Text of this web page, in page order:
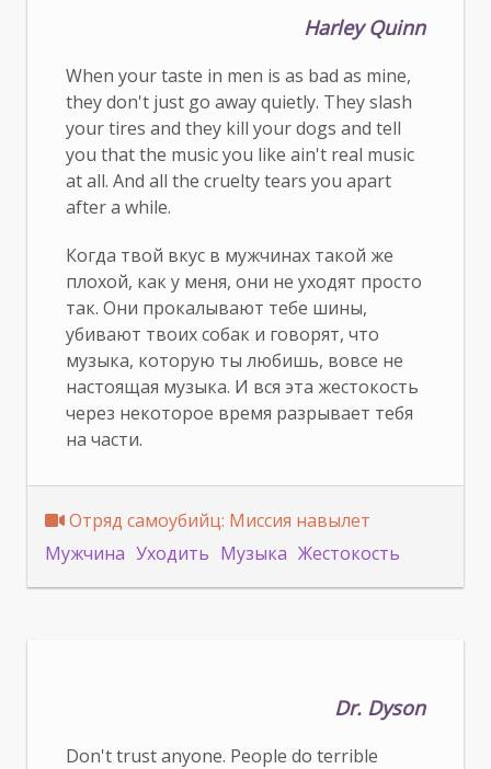
Harley Quinn
When your taste in men is as bad as mine,
they don't just go away quietly. They slash
your tires and they kill your dogs and tell
you that the music you like ain't real music
at all. And all the cruelty tears you apart
after a while.
Когда твой вкус в мужчинах такой же
плохой, как у меня, они не уходят просто
так. Они прокалывают тебе шины,
убивают твоих собак и говорят, что
музыка, которую ты любишь, вовсе не
настоящая музыка. И вся эта жестокость
через некоторое время разрывает тебя
на части.
Отряд самоубийц: Миссия навылет
Мужчина Уходить Музыка Жестокость
Dr. Dyson
Don't trust anyone. People do terrible